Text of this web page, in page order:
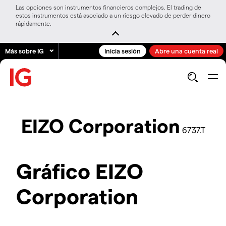
Las opciones son instrumentos financieros complejos. El trading de
estos instrumentos está asociado a un riesgo elevado de perder dinero
rápidamente.
Más sobre IG Inicia sesión Abre una cuenta real
EIZO Corporation 6737.T
Gráfico EIZO
Corporation